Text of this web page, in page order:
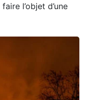
l’objet d’une